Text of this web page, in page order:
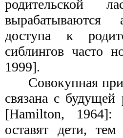
родительской
вырабатываются
доступа к
сиблингов часто
1999].
Совокупная
связана с будущей
[Hamilton, 1964]:
оставят дети,